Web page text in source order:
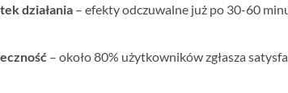
działania– efekty odczuwalne już po 30-60
– około 80% użytkowników zgłasza